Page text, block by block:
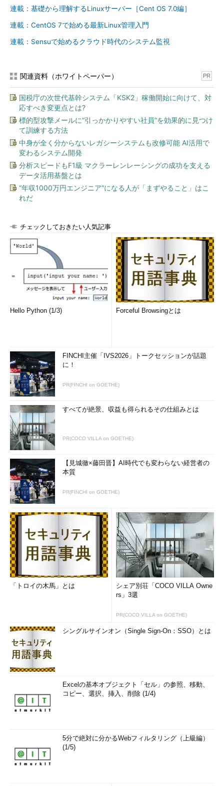
連載：基礎から理解するLinuxサーバー［Cent OS 7.0編］
連載：CentOS 7で始める最新Linux管理入門
連載：Sensuで始めるクラウド時代のシステム監視
関連資料（ホワイトペーパー） PR
国税庁の次世代基幹システム「KSK2」稼働開始に向けて、対
応すべき変更点とは?
標的型攻撃メールに“引っかかりやすい社員”を効果的に見つけ
て訓練する方法
中身が全く分からないレガシーシステムも改修可能 AI活用で
変わるシステム開発
分析スピードもF1級 マクラーレンレーシングの成功を支える
データ活用基盤とは
“年収1000万円エンジニア”になる人が「まずやること」はこ
れだ
チェックしておきたい人気記事
Hello Python (1/3) Forceful Browsingとは
FINCHI主催「IVS2026」トークセッションが話題
に！
PR(FINCHI on GOETHE)
すべてが絶景、収益も得られるその仕組みとは
PR(COCO VILLA on GOETHE)
【見城徹×藤田晋】AI時代でも変わらない経営者の
本質
PR(FINCHI on GOETHE)
「トロイの木馬」とは
シェア別荘「COCO VILLA Owne
rs」3選
PR(COCO VILLA on GOETHE)
シングルサインオン（Single Sign-On：SSO）とは
Excelの基本オブジェクト「セル」の参照、移動、
コピー、選択、挿入、削除 (1/4)
5分で絶対に分かるWebフィルタリング（上級編）
(1/5)